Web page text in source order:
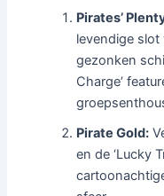
Pirates’
levendige slot
gezonken
Charge’
Pirate Gold:
en de ‘Lucky